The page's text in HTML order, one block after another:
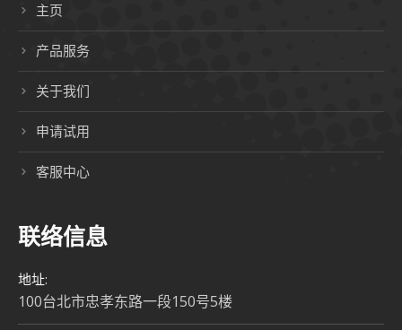
主页
产品服务
关于我们
申请试用
客服中心
联络信息
地址:
100台北市忠孝东路一段150号5楼